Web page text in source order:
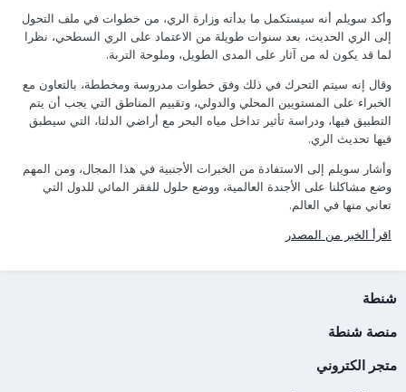
وأكد سويلم أنه سيستكمل ما بدأته وزارة الري، من خطوات في ملف التحول
إلى الري الحديث، بعد سنوات طويلة من الاعتماد على الري السطحي، نظرا
لما قد يكون له من آثار على المدى الطويل، وملوحة التربة.
وقال إنه سيتم التحرك في ذلك وفق خطوات مدروسة ومخططة، بالتعاون مع
الخبراء على المستويين المحلي والدولي، وتقييم المناطق التي يجب أن يتم
التطبيق فيها، ودراسة تأثير تداخل مياه البحر مع أراضي الدلتا، التي سيطبق
فيها تحديث الري.
وأشار سويلم إلى الاستفادة من الخبرات الأجنبية في هذا المجال، ومن المهم
وضع مشاكلنا على الأجندة العالمية، ووضع حلول للفقر المائي للدول التي
تعاني منها في العالم.
اقرأ الخبر من المصدر
شنطة
منصة شنطة
متجر الكتروني